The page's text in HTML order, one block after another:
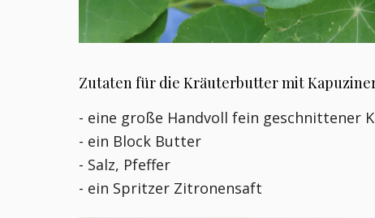
Zutaten für die Kräuterbutter mit
- eine große Handvoll fein geschnittener
- ein Block Butter
- Salz, Pfeffer
- ein Spritzer Zitronensaft